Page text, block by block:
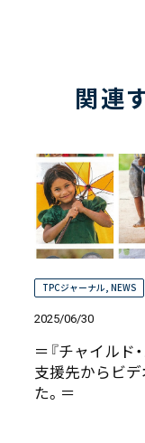
関連
TPCジャーナル, NEWS
2025/06/30
＝『チャイルド
支援先からビ
た。＝